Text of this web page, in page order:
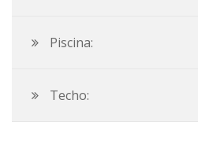
Piscina:
Techo: